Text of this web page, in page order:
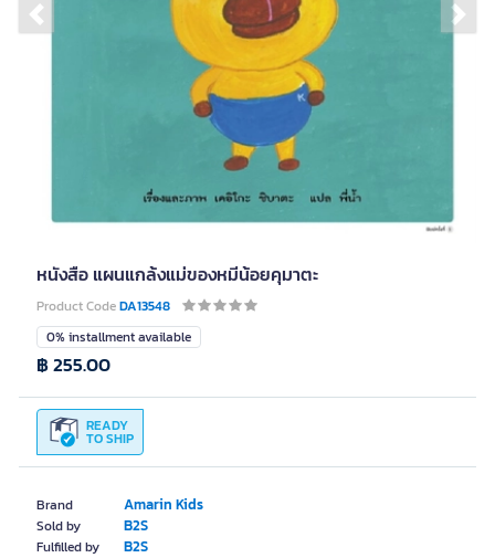
Previous slide
หนังสือ แผนแกล้งแม่ของหมีน้อยคุมาตะ
Product CodeDA13548
Brand Amarin Kids
Sold by B2S
Fulfilled by B2S
0% installment available
READY
TO SHIP
฿ 255.00